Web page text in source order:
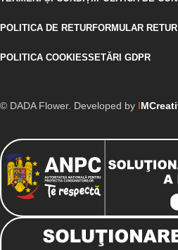
POLITICA DE RETURFORMULAR
POLITICA COOKIESSETĂRI GDPR
© DADA Flower. Developed by I